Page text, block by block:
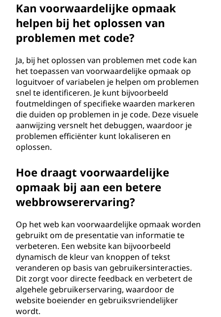
Kan voorwaardelijke opmaak
helpen bij het oplossen van
problemen met code?
Ja, bij het oplossen van problemen met code kan
het toepassen van voorwaardelijke opmaak op
loguitvoer of variabelen je helpen om problemen
snel te identificeren. Je kunt bijvoorbeeld
foutmeldingen of specifieke waarden markeren
die duiden op problemen in je code. Deze visuele
aanwijzing versnelt het debuggen, waardoor je
problemen efficiënter kunt lokaliseren en
oplossen.
Hoe draagt voorwaardelijke
opmaak bij aan een betere
webbrowserervaring?
Op het web kan voorwaardelijke opmaak worden
gebruikt om de presentatie van informatie te
verbeteren. Een website kan bijvoorbeeld
dynamisch de kleur van knoppen of tekst
veranderen op basis van gebruikersinteracties.
Dit zorgt voor directe feedback en verbetert de
algehele gebruikerservaring, waardoor de
website boeiender en gebruiksvriendelijker
wordt.